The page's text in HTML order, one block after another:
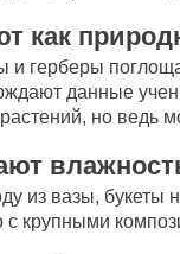
как
и герберы
данные
но ведь
из вазы, букеты
с крупными